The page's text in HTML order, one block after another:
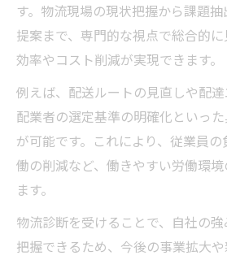
す。物流現場の現状把握から課題
提案まで、専門的な視点で総合的
効率やコスト削減が実現できます。
例えば、配送ルートの見直しや配
配業者の選定基準の明確化といっ
が可能です。これにより、従業員
働の削減など、働きやすい労働環
ます。
物流診断を受けることで、自社の
把握できるため、今後の事業拡大